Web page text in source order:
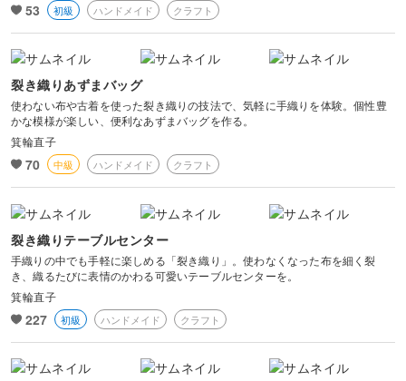
53 初級 ハンドメイド クラフト
裂き織りあずまバッグ
使わない布や古着を使った裂き織りの技法で、気軽に手織りを体験。個性豊
かな模様が楽しい、便利なあずまバッグを作る。
箕輪直子
70 中級 ハンドメイド クラフト
裂き織りテーブルセンター
手織りの中でも手軽に楽しめる「裂き織り」。使わなくなった布を細く裂
き、織るたびに表情のかわる可愛いテーブルセンターを。
箕輪直子
227 初級 ハンドメイド クラフト